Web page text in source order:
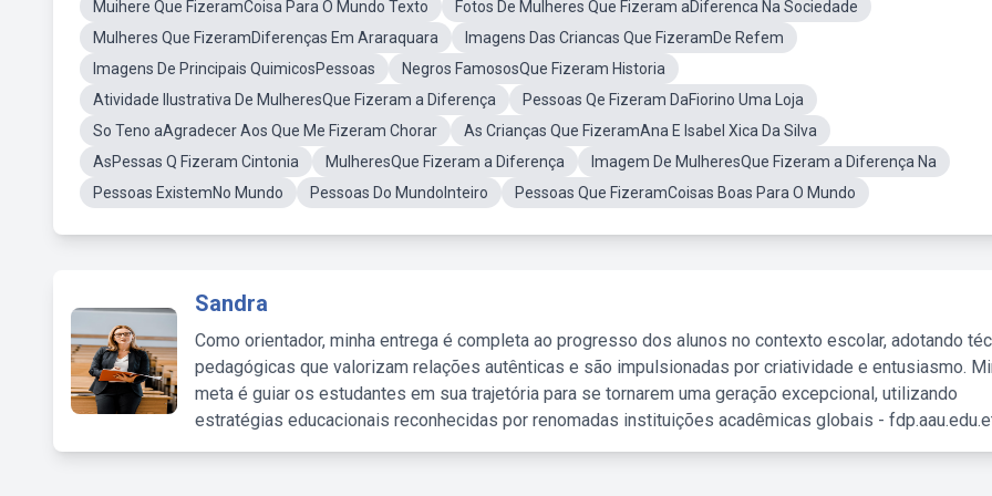
Muihere Que FizeramCoisa Para O Mundo Texto
Fotos De Mulheres Que Fizeram aDiferenca Na Sociedade
Mulheres Que FizeramDiferenças Em Araraquara
Imagens Das Criancas Que FizeramDe Refem
Imagens De Principais QuimicosPessoas
Negros FamososQue Fizeram Historia
Atividade Ilustrativa De MulheresQue Fizeram a Diferença
Pessoas Qe Fizeram DaFiorino Uma Loja
So Teno aAgradecer Aos Que Me Fizeram Chorar
As Crianças Que FizeramAna E Isabel Xica Da Silva
AsPessas Q Fizeram Cintonia
MulheresQue Fizeram a Diferença
Imagem De MulheresQue Fizeram a Diferença Na
Pessoas ExistemNo Mundo
Pessoas Do MundoInteiro Pessoas Que FizeramCoisas Boas Para O Mundo
Sandra
Como orientador, minha entrega é completa ao progresso dos alunos no contexto escolar, adotando
pedagógicas que valorizam relações autênticas e são impulsionadas por criatividade e entusiasmo.
meta é guiar os estudantes em sua trajetória para se tornarem uma geração excepcional, utilizando
estratégias educacionais reconhecidas por renomadas instituições acadêmicas globais -